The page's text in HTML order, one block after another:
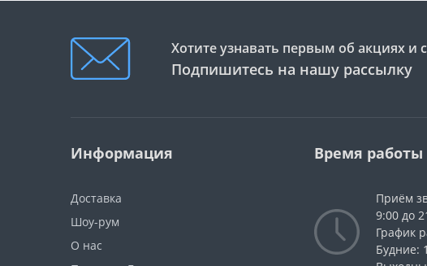
Хотите узнавать первым об акциях и
Подпишитесь на нашу рассылку
Информация
Доставка
Шоу-рум
О нас
Время работы
Приём
9:00 до
График
Будние: